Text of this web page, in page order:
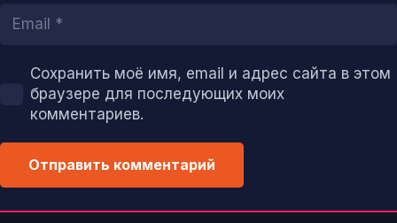
Сохранить моё имя, email и адрес сайта в этом
браузере для последующих моих
комментариев.
Отправить комментарий